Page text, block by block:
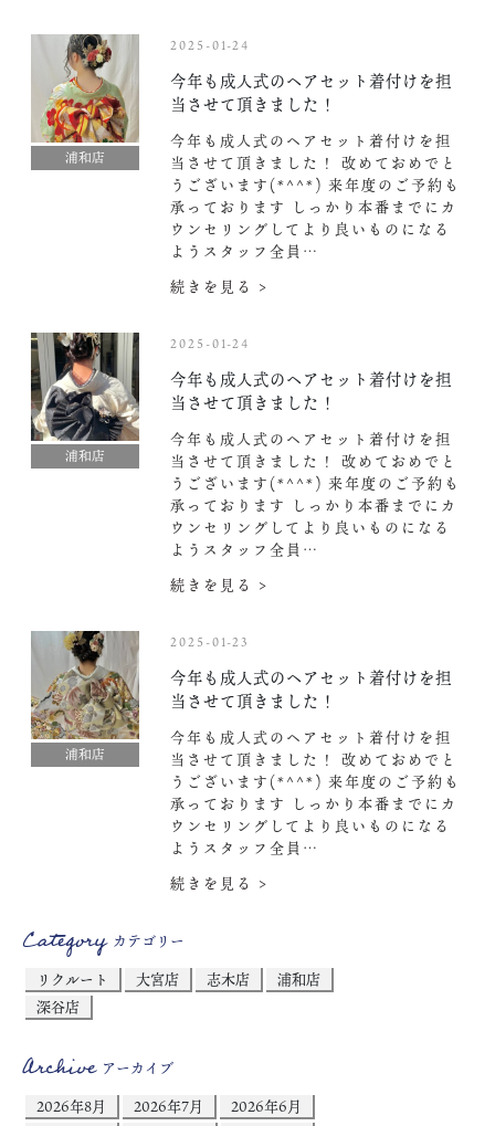
浦和店
2025-01-24
今年も成人式のヘアセット着付けを担
当させて頂きました！
今年も成人式のヘアセット着付けを担
当させて頂きました！ 改めておめでと
うございます(*^^*) 来年度のご予約も
承っております︎ しっかり本番までにカ
ウンセリングしてより良いものになる
ようスタッフ全員…
続きを見る >
浦和店
2025-01-24
今年も成人式のヘアセット着付けを担
当させて頂きました！
今年も成人式のヘアセット着付けを担
当させて頂きました！ 改めておめでと
うございます(*^^*) 来年度のご予約も
承っております︎ しっかり本番までにカ
ウンセリングしてより良いものになる
ようスタッフ全員…
続きを見る >
浦和店
2025-01-23
今年も成人式のヘアセット着付けを担
当させて頂きました！
今年も成人式のヘアセット着付けを担
当させて頂きました！ 改めておめでと
うございます(*^^*) 来年度のご予約も
承っております︎ しっかり本番までにカ
ウンセリングしてより良いものになる
ようスタッフ全員…
続きを見る >
Categoryカテゴリー
リクルート
大宮店 志木店
浦和店
深谷店
Archiveアーカイブ
2026年8月
2026年7月
2026年6月